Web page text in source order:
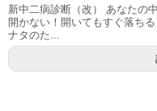
新中二病診断（改） あなたの
開かない！開いてもすぐ落ち
ナタのた...